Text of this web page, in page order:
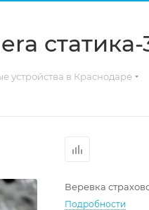
устройства в Краснодаре
Веревка
Подробности